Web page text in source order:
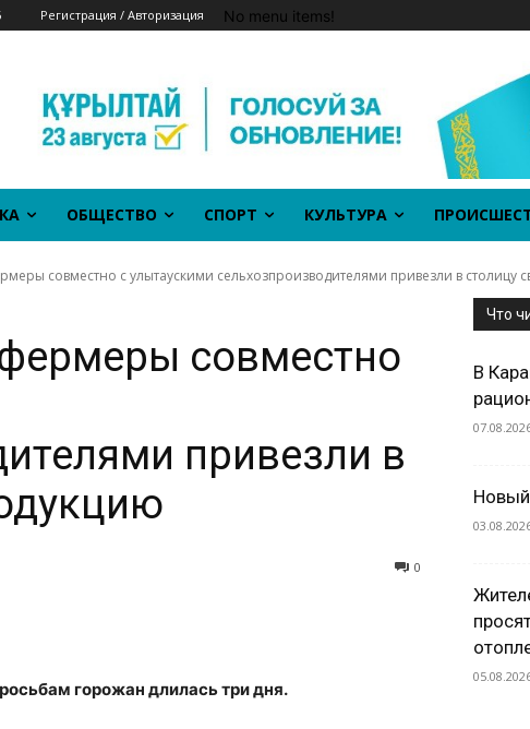
Регистрация / Авторизация No menu items!
ОБЩЕСТВО СПОРТ КУЛЬТУРА
совместно с улытаускими сельхозпроизводителями привезли в столицу
совместно
привезли в
0
горожан длилась три дня.
Что
В